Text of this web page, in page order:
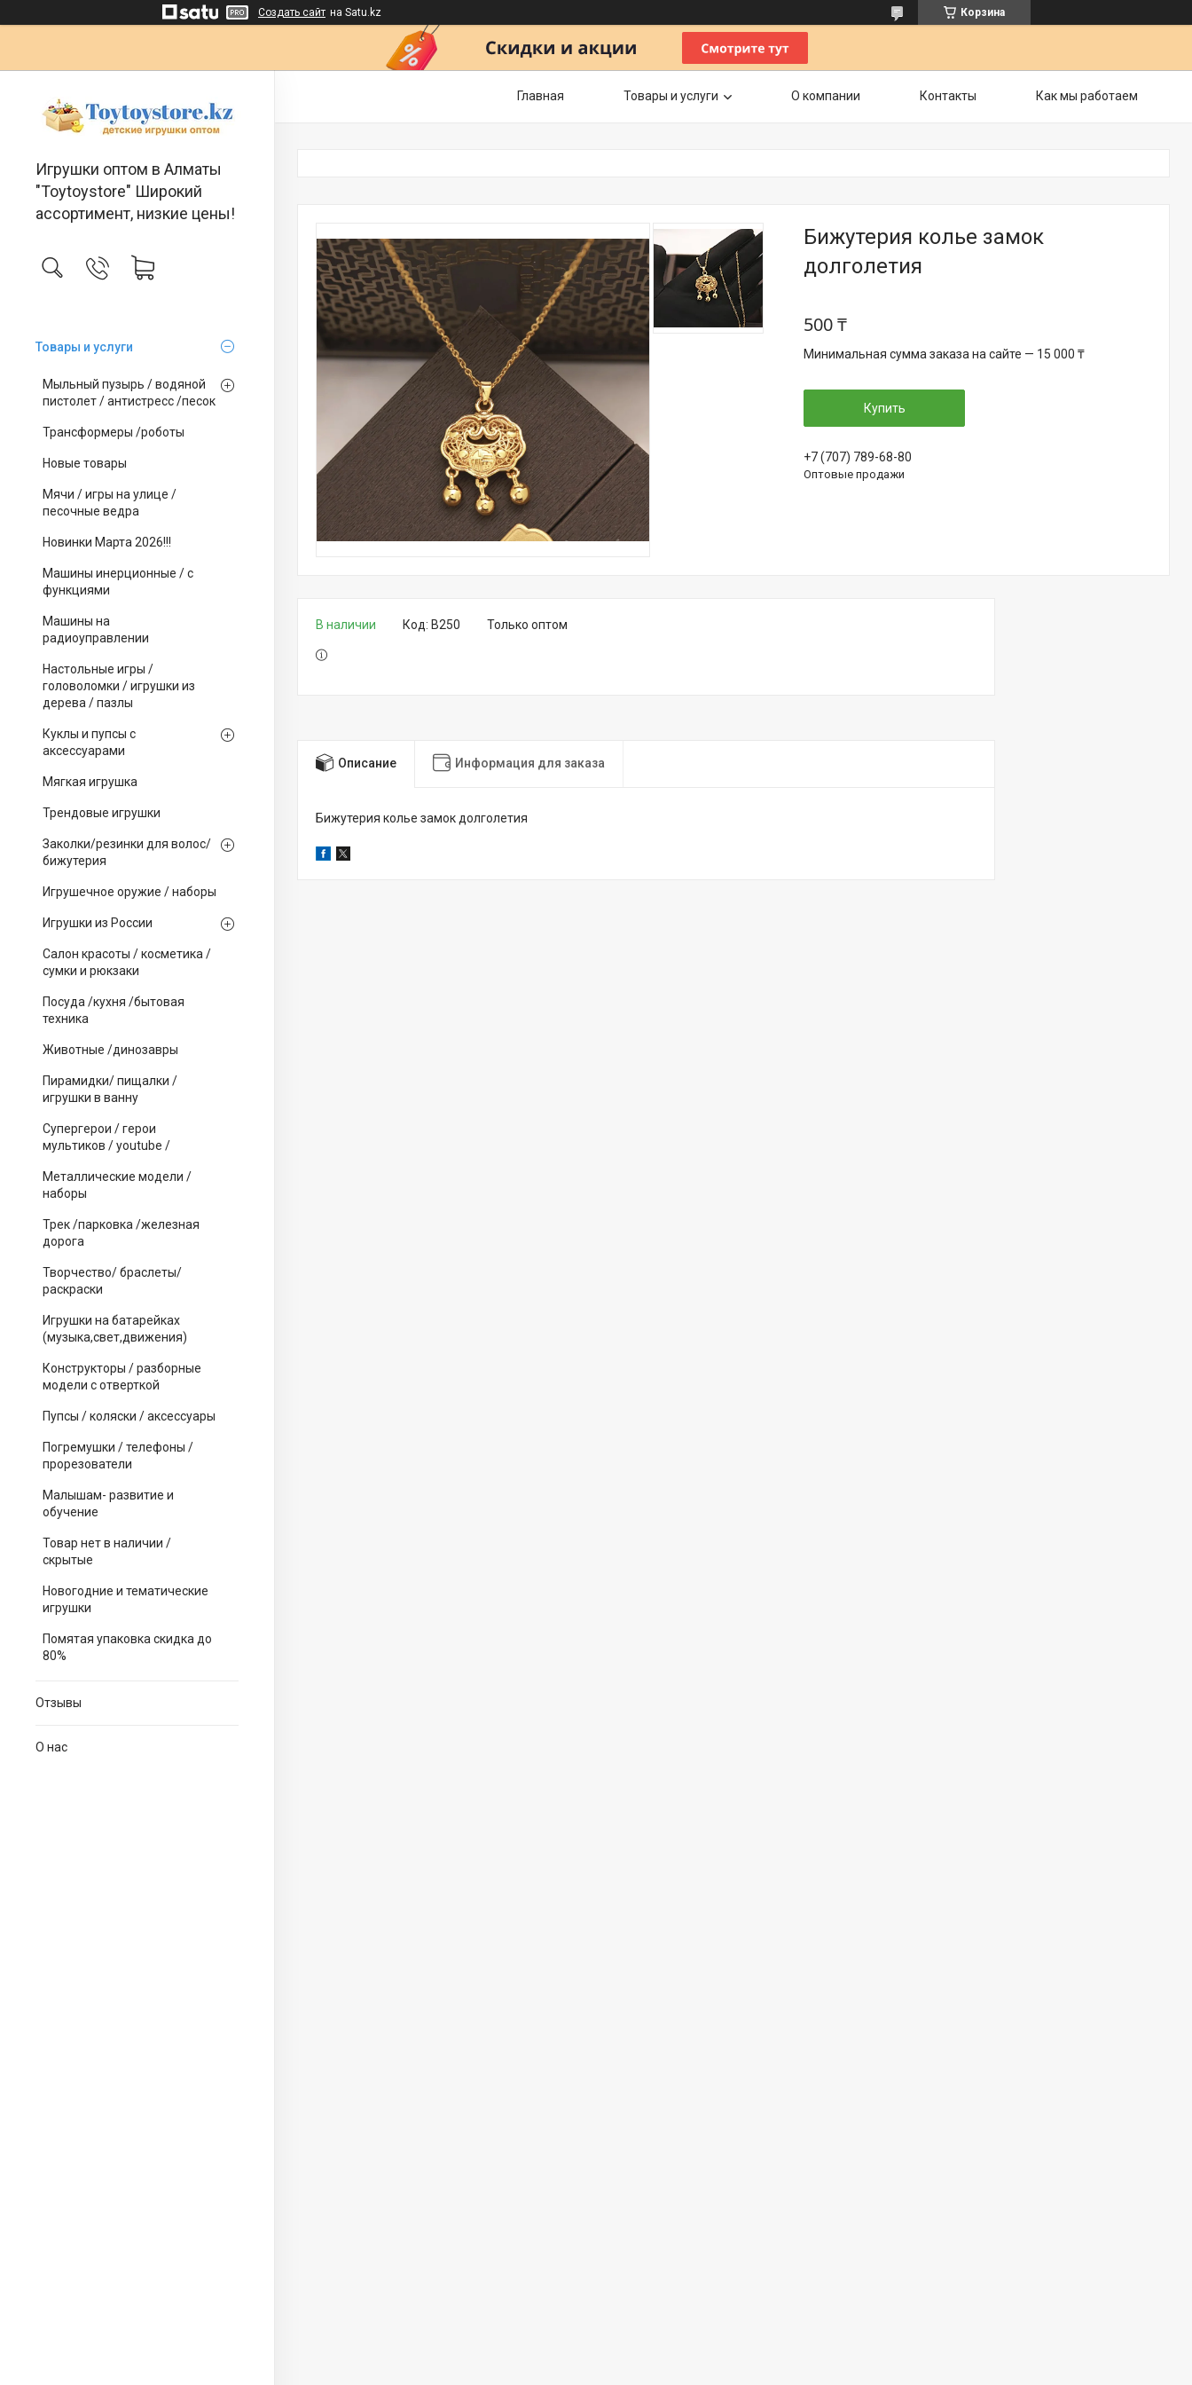
Создать сайт на Satu.kz Корзина
Игрушки оптом в Алматы
"Toytoystore" Широкий
ассортимент, низкие цены!
Товары и услуги
Мыльный пузырь / водяной
пистолет / антистресс /песок
Трансформеры /роботы
Новые товары
Мячи / игры на улице /
песочные ведра
Новинки Марта 2026!!!
Машины инерционные / с
функциями
Машины на
радиоуправлении
Настольные игры /
головоломки / игрушки из
дерева / пазлы
Куклы и пупсы с
аксессуарами
Мягкая игрушка
Трендовые игрушки
Заколки/резинки для волос/
бижутерия
Игрушечное оружие / наборы
Игрушки из России
Салон красоты / косметика /
сумки и рюкзаки
Посуда /кухня /бытовая
техника
Животные /динозавры
Пирамидки/ пищалки /
игрушки в ванну
Супергерои / герои
мультиков / youtube /
Металлические модели /
наборы
Трек /парковка /железная
дорога
Творчество/ браслеты/
раскраски
Игрушки на батарейках
(музыка,свет,движения)
Конструкторы / разборные
модели с отверткой
Пупсы / коляски / аксессуары
Погремушки / телефоны /
прорезователи
Малышам- развитие и
обучение
Товар нет в наличии /
скрытые
Новогодние и тематические
игрушки
Помятая упаковка скидка до
80%
Отзывы
О нас
Главная Товары и услуги О компании Контакты Как мы работаем
Бижутерия колье замок
долголетия
500 ₸
Минимальная сумма заказа на сайте — 15 000 ₸
Купить
+7 (707) 789-68-80
Оптовые продажи
В наличии Только оптом
Код: B250
Описание Информация для заказа
Бижутерия колье замок долголетия